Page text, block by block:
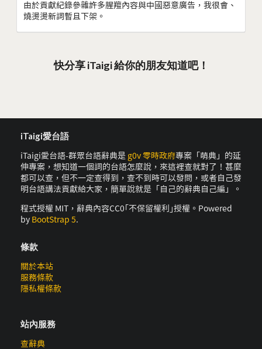
由於貢獻紀錄參雜許多腥羶內容與中國惡意廣告，我很會、
燒燙燙新詞暫且下架。
快分享 iTaigi 給你的朋友知道吧！
iTaigi愛台語
iTaigi愛台語-群眾台語辭典是 g0v 零時政府專案「萌典」的延
伸專案，想知道一個詞的台語怎麼說，來這裡查就對了！甚麼
都可以查，但不一定查得到，查不到時可以發問，或者自己發
明台語講法貢獻給大家，簡單說就是「自己的辭典自己編」。
程式授權 MIT，辭典內容CC0｢不保留權利｣授權。Powered
by BootStrap 5.
條款
關於本站
服務條款
隱私權條款
站內服務
查辭典